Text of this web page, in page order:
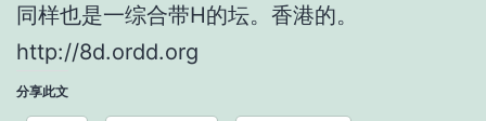
同样也是一综合带H的坛。香港的。
http://8d.ordd.org
分享此文